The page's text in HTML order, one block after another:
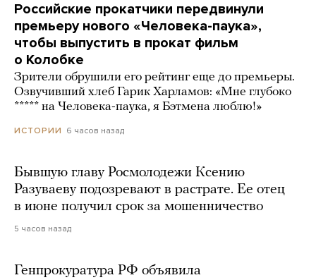
Российские прокатчики передвинули
премьеру нового «Человека-паука»,
чтобы выпустить в прокат фильм
о Колобке
Зрители обрушили его рейтинг еще до премьеры.
Озвучивший хлеб Гарик Харламов: «Мне глубоко
***** на Человека-паука, я Бэтмена люблю!»
ИСТОРИИ 6 часов назад
Бывшую главу Росмолодежи Ксению
Разуваеву подозревают в растрате. Ее отец
в июне получил срок за мошенничество
5 часов назад
Генпрокуратура РФ объявила